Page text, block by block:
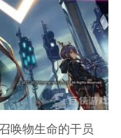
物生命的干员